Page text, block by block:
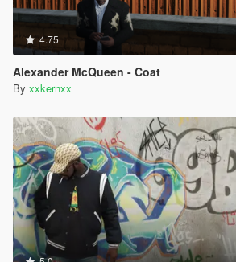
4.75
Alexander McQueen - Coat
By xxkernxx